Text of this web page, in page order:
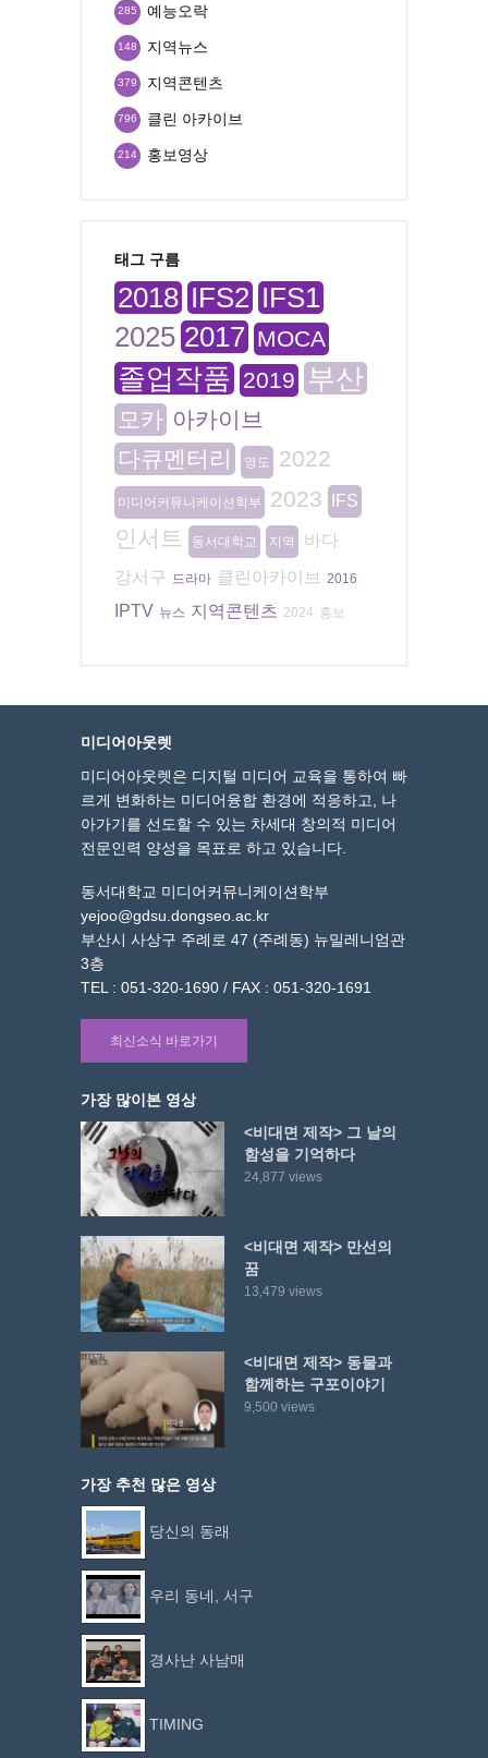
예능오락
285
지역뉴스
148
지역콘텐츠
379
클린 아카이브
796
홍보영상
214
태그 구름
2018 IFS2 IFS1
2025 2017 MOCA
졸업작품 2019 부산
모카 아카이브
다큐멘터리
영도 2022
미디어커뮤니케이션학부 2023 IFS
인서트 동서대학교 지역
바다
강서구 드라마 클린아카이브 2016
IPTV 뉴스 지역콘텐츠 2024 홍보
미디어아웃렛
미디어아웃렛은 디지털 미디어 교육을 통하여 빠
르게 변화하는 미디어융합 환경에 적응하고, 나
아가기를 선도할 수 있는 차세대 창의적 미디어
전문인력 양성을 목표로 하고 있습니다.
동서대학교 미디어커뮤니케이션학부
yejoo@gdsu.dongseo.ac.kr
부산시 사상구 주례로 47 (주례동) 뉴밀레니엄관
3층
TEL : 051-320-1690 / FAX : 051-320-1691
최신소식 바로가기
가장 많이본 영상
<비대면 제작> 그 날의
함성을 기억하다
24,877 views
<비대면 제작> 만선의
꿈
13,479 views
<비대면 제작> 동물과
함께하는 구포이야기
9,500 views
가장 추천 많은 영상
당신의 동래
우리 동네, 서구
경사난 사남매
TIMING